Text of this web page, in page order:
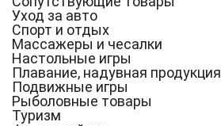
Уход за авто
Спорт и отдых
Массажеры и чесалки
Настольные игры
Плавание, надувная продукция
Подвижные игры
Рыболовные товары
Туризм